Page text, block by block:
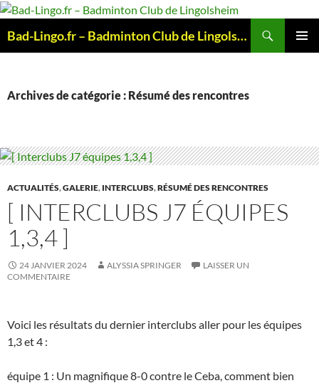
Aller
contenu
Bad-Lingo.fr – Badminton Club de Lingolsheim
Archives de catégorie : Résumé des rencontres
ACTUALITÉS,GALERIE, INTERCLUBS,RÉSUMÉ DES RENCONTRES
[ INTERCLUBS J7 ÉQUIPES
1,3,4 ]
24 JANVIER 2024 ALYSSIA SPRINGER
LAISSER UN
COMMENTAIRE
Voici les résultats du dernier interclubs aller pour les équipes
1,3 et 4 :
équipe 1 : Un magnifique 8-0 contre le Ceba, comment bien